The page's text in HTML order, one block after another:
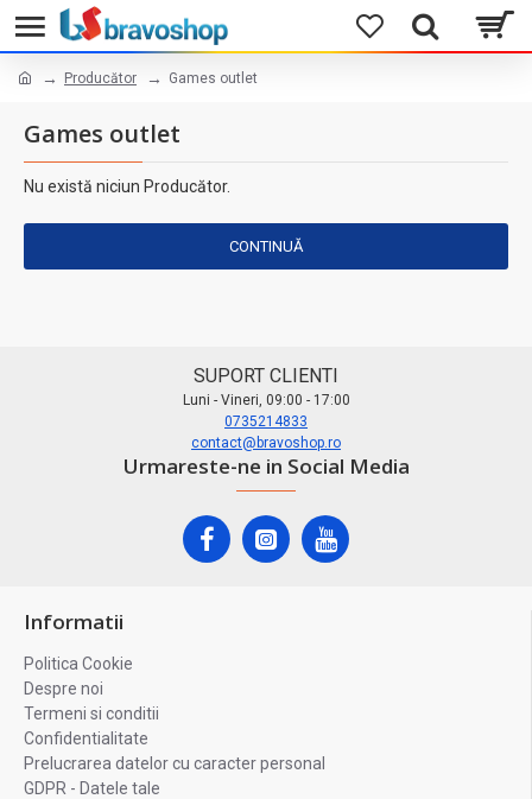
Producător Games outlet
Games outlet
Nu există niciun Producător.
CONTINUĂ
SUPORT CLIENTI
Luni - Vineri, 09:00 - 17:00
0735214833
contact@bravoshop.ro
Urmareste-ne in Social Media
Informatii
Politica Cookie
Despre noi
Termeni si conditii
Confidentialitate
Prelucrarea datelor cu caracter personal
GDPR - Datele tale